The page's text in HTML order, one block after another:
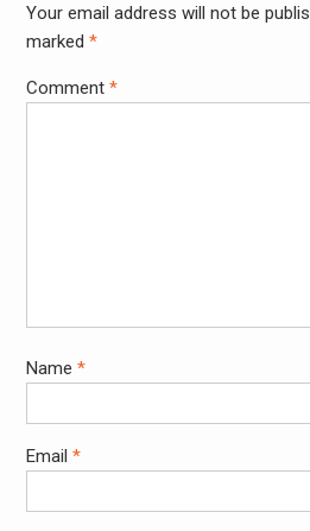
Your email address will not be
marked *
Comment *
Name *
Email *